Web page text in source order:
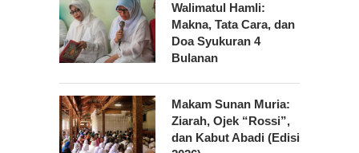
Walimatul Hamli:
Makna, Tata Cara, dan
Doa Syukuran 4
Bulanan
Makam Sunan Muria:
Ziarah, Ojek “Rossi”,
dan Kabut Abadi (Edisi